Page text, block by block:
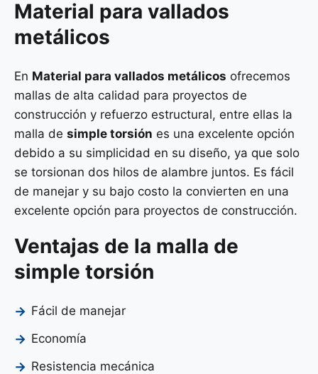
Material para vallados
metálicos
En Material para vallados metálicos ofrecemos
mallas de alta calidad para proyectos de
construcción y refuerzo estructural, entre ellas la
malla de simple torsión es una excelente opción
debido a su simplicidad en su diseño, ya que solo
se torsionan dos hilos de alambre juntos. Es fácil
de manejar y su bajo costo la convierten en una
excelente opción para proyectos de construcción.
Ventajas de la malla de
simple torsión
Fácil de manejar
Economía
Resistencia mecánica